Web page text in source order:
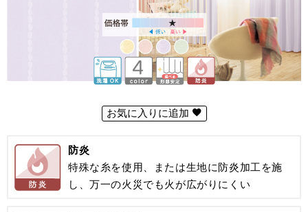
お気に入りに追加
防炎
特殊な糸を使用、または生地に防炎加工を施
し、万一の火災でも火が広がりにくい